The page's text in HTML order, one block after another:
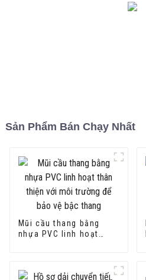
Sản Phẩm Bán Chạy Nhất
Mũi cầu thang bằng
nhựa PVC linh hoạt